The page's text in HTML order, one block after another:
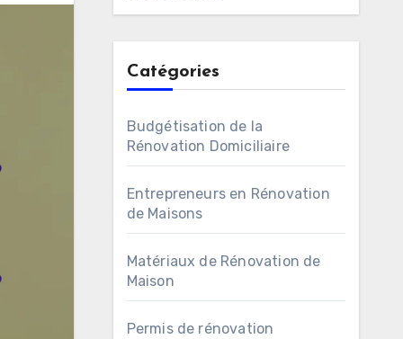
Catégories
Budgétisation de la
Rénovation Domiciliaire
Entrepreneurs en Rénovation
de Maisons
Matériaux de Rénovation de
Maison
Permis de rénovation